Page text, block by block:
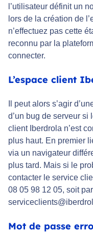
l’utilisateur définit un
lors de la création de
n’effectuez pas cette
reconnu par la
connecter.
L’espace client
Il peut alors s’agir
d’un bug de serveur si
client Iberdrola n’est
plus haut. En premier
via un navigateur
plus tard. Mais si le
contacter le service
08 05 98 12 05, soit
Mot de passe